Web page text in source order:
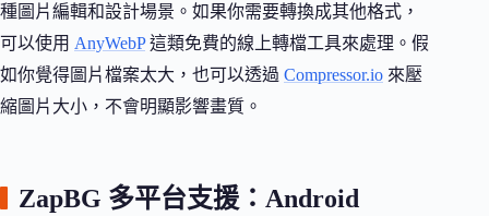
種圖片編輯和設計場景。如果你需要轉換成其他格式，
可以使用 AnyWebP這類免費的線上轉檔工具來處理。假
如你覺得圖片檔案太大，也可以透過 Compressor.io 來壓
縮圖片大小，不會明顯影響畫質。
ZapBG 多平台支援：Android